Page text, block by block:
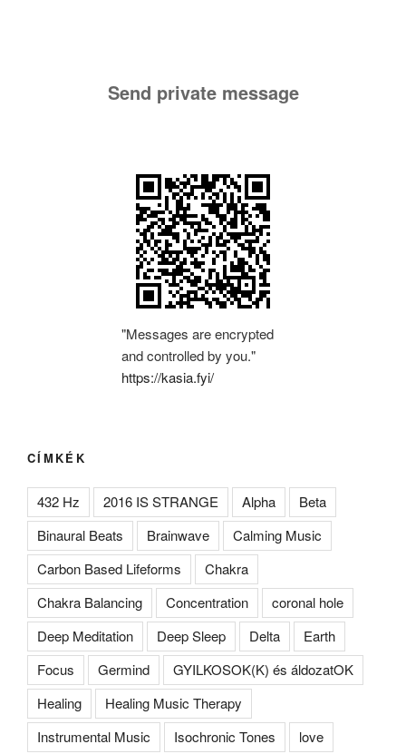
Send private message
"Messages are encrypted
and controlled by you."
https://kasia.fyi/
CÍMKÉK
432 Hz 2016 IS STRANGE Alpha
Beta
Binaural Beats
Brainwave
Calming Music
Carbon Based Lifeforms
Chakra
Chakra Balancing
Concentration
coronal hole
Deep Meditation
Deep Sleep Delta
Earth
Focus
Germind
GYILKOSOK(K) és áldozatOK
Healing
Healing Music Therapy
Instrumental Music
Isochronic Tones love